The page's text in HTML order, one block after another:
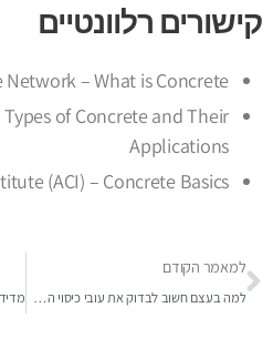
קישורים רלוונטיים
– What is Concrete?
of Concrete and Their
Applications
(ACI) – Concrete Basics
למאמר הקודם
למה בעצם חשוב לבדוק את עובי כיסוי הבטון?